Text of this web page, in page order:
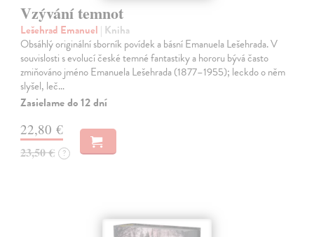
Vzývání temnot
Lešehrad Emanuel | Kniha
Obsáhlý originální sborník povídek a básní Emanuela Lešehrada. V
souvislosti s evolucí české temné fantastiky a hororu bývá často
zmiňováno jméno Emanuela Lešehrada (1877–1955); leckdo o něm
slyšel, leč…
Zasielame do 12 dní
22,80 €
23,50 € ?